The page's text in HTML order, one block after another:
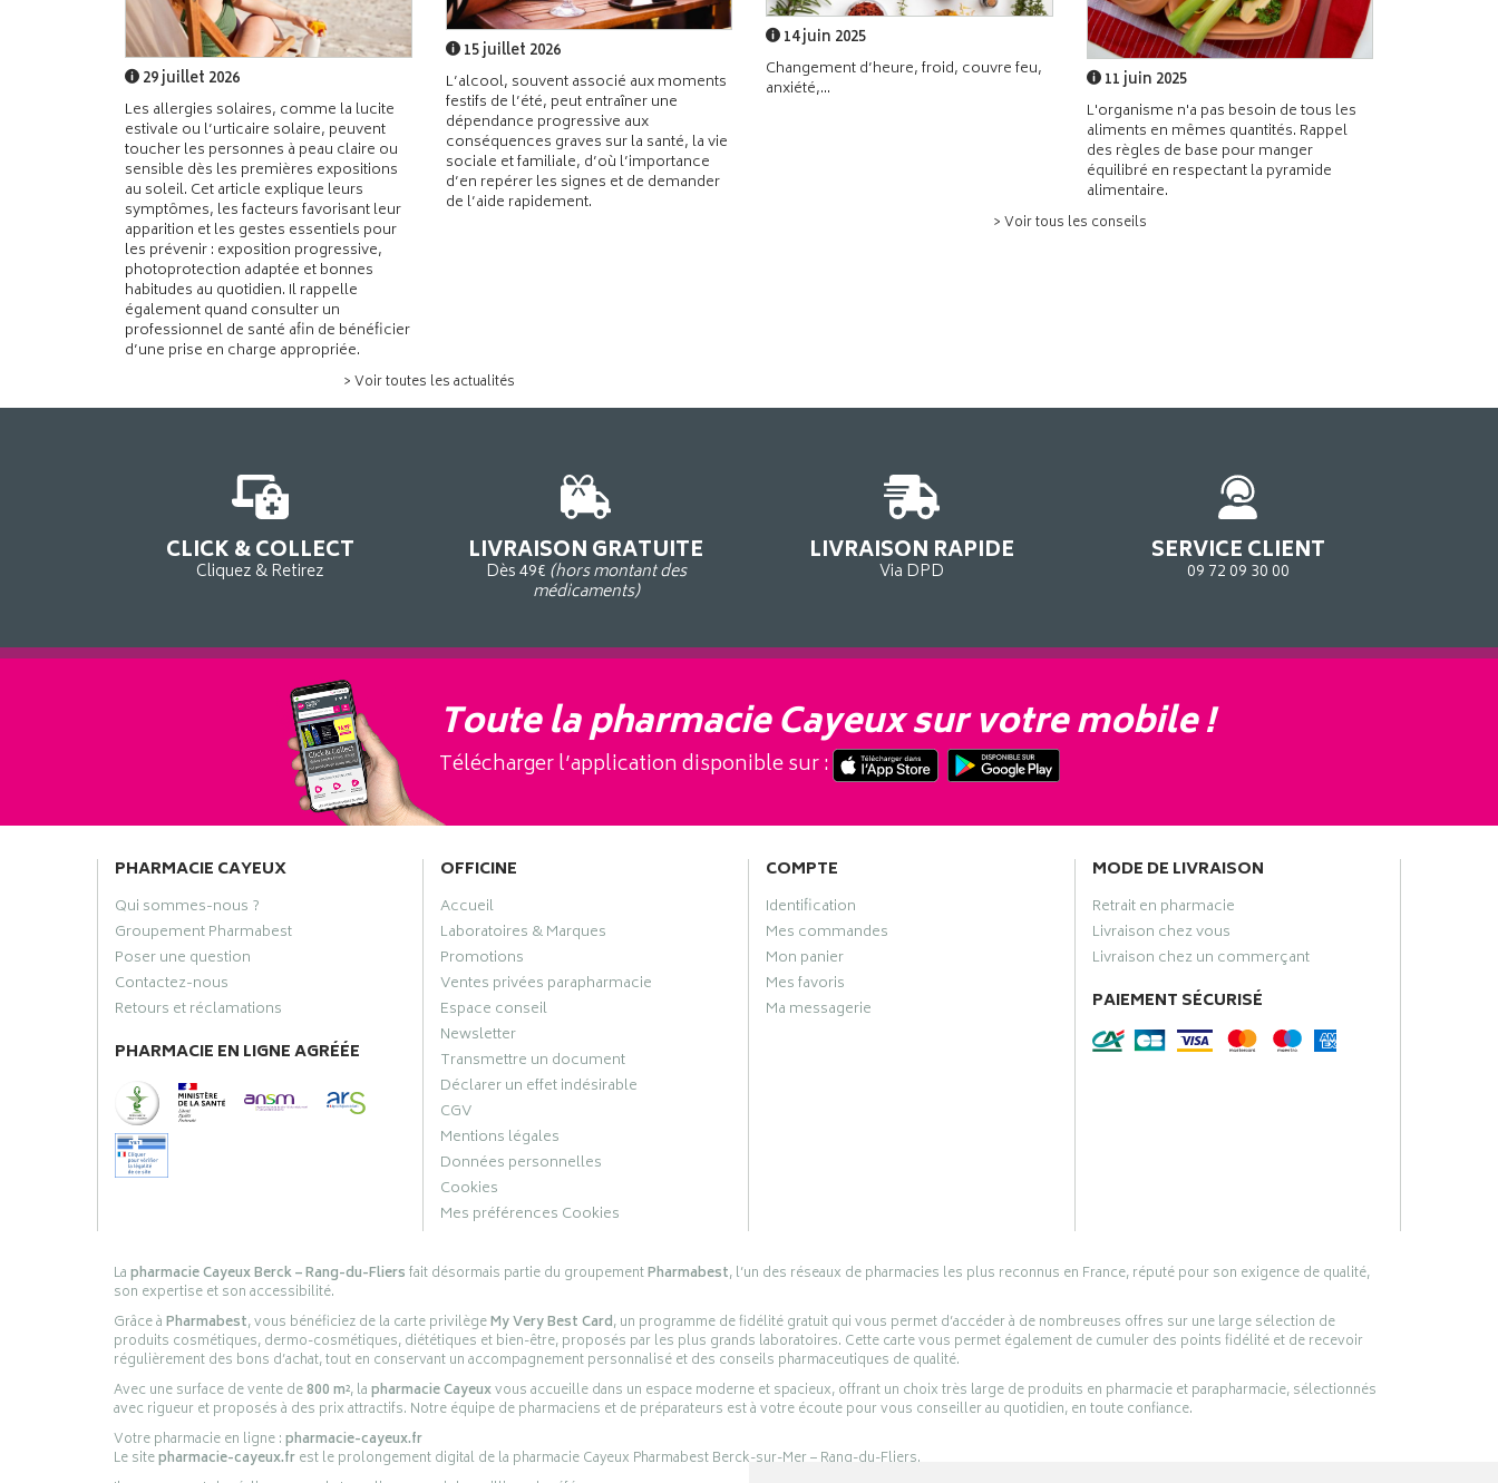
29 juillet 2026
Les allergies solaires, comme la lucite
estivale ou l’urticaire solaire, peuvent
toucher les personnes à peau claire ou
sensible dès les premières expositions
au soleil. Cet article explique leurs
symptômes, les facteurs favorisant leur
apparition et les gestes essentiels pour
les prévenir : exposition progressive,
photoprotection adaptée et bonnes
habitudes au quotidien. Il rappelle
également quand consulter un
professionnel de santé afin de bénéficier
d’une prise en charge appropriée.
15 juillet 2026
L’alcool, souvent associé aux moments
festifs de l’été, peut entraîner une
dépendance progressive aux
conséquences graves sur la santé, la vie
sociale et familiale, d’où l’importance
d’en repérer les signes et de demander
de l’aide rapidement.
> Voir toutes les actualités
14 juin 2025
Changement d’heure, froid, couvre feu,
anxiété,...
11 juin 2025
L'organisme n'a pas besoin de tous les
aliments en mêmes quantités. Rappel
des règles de base pour manger
équilibré en respectant la pyramide
alimentaire.
> Voir tous les conseils
CLICK & COLLECT
Cliquez & Retirez
LIVRAISON GRATUITE
Dès 49€ (hors montant des
médicaments)
LIVRAISON RAPIDE
Via DPD
SERVICE CLIENT
09 72 09 30 00
Toute la pharmacie Cayeux sur votre mobile !
Télécharger l’application disponible sur :
PHARMACIE CAYEUX
Qui sommes-nous ?
Groupement Pharmabest
Poser une question
Contactez-nous
Retours et réclamations
PHARMACIE EN LIGNE AGRÉÉE
OFFICINE
Accueil
Laboratoires & Marques
Promotions
Ventes privées parapharmacie
Espace conseil
Newsletter
Transmettre un document
Déclarer un effet indésirable
CGV
Mentions légales
Données personnelles
Cookies
Mes préférences Cookies
COMPTE
Identification
Mes commandes
Mon panier
Mes favoris
Ma messagerie
MODE DE LIVRAISON
Retrait en pharmacie
Livraison chez vous
Livraison chez un commerçant
PAIEMENT SÉCURISÉ
Lapharmacie Cayeux Berck – Rang-du-Fliersfait désormais partie du groupementPharmabest, l’un des réseaux de pharmacies les plus reconnus en France, réputé pour son exigence de qualité,
son expertise et son accessibilité.
Grâce àPharmabest, vous bénéficiez de la carte privilègeMy Very Best Card, un programme de fidélité gratuit qui vous permet d’accéder à de nombreuses offres sur une large sélection de
produits cosmétiques, dermo-cosmétiques, diététiques et bien-être, proposés par les plus grands laboratoires. Cette carte vous permet également de cumuler des points fidélité et de recevoir
régulièrement des bons d’achat, tout en conservant un accompagnement personnalisé et des conseils pharmaceutiques de qualité.
Avec une surface de vente de800 m², lapharmacie Cayeuxvous accueille dans un espace moderne et spacieux, offrant un choix très large de produits en pharmacie et parapharmacie, sélectionnés
avec rigueur et proposés à des prix attractifs. Notre équipe de pharmaciens et de préparateurs est à votre écoute pour vous conseiller au quotidien, en toute confiance.
Votre pharmacie en ligne :pharmacie-cayeux.fr
Le sitepharmacie-cayeux.frest le prolongement digital de la pharmacie Cayeux Pharmabest Berck-sur-Mer – Rang-du-Fliers.